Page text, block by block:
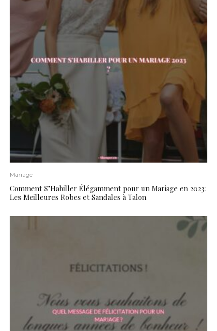
Mariage
Comment S’Habiller Élégamment pour un Mariage en 2023:
Les Meilleures Robes et Sandales à Talon